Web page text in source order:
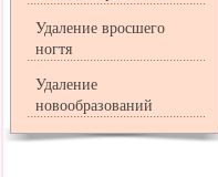
Удаление вросшего
ногтя
Удаление
новообразований